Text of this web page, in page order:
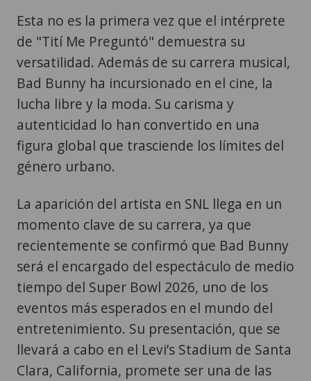
Esta no es la primera vez que el intérprete
de "Tití Me Preguntó" demuestra su
versatilidad. Además de su carrera musical,
Bad Bunny ha incursionado en el cine, la
lucha libre y la moda. Su carisma y
autenticidad lo han convertido en una
figura global que trasciende los límites del
género urbano.
La aparición del artista en SNL llega en un
momento clave de su carrera, ya que
recientemente se confirmó que Bad Bunny
será el encargado del espectáculo de medio
tiempo del Super Bowl 2026, uno de los
eventos más esperados en el mundo del
entretenimiento. Su presentación, que se
llevará a cabo en el Levi’s Stadium de Santa
Clara, California, promete ser una de las